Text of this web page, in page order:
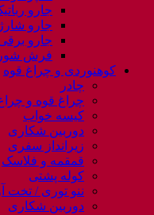
جارو
جارو
جارو
فرش شور
کوهنوردی و چراغ قوه
چادر
چراغ قوه و
کیسه خواب
دوربین شکاری
زیرانداز سفری
قمقمه و فلاسک
کوله پشتی
ننو توری / تخت
دوربین شکاری